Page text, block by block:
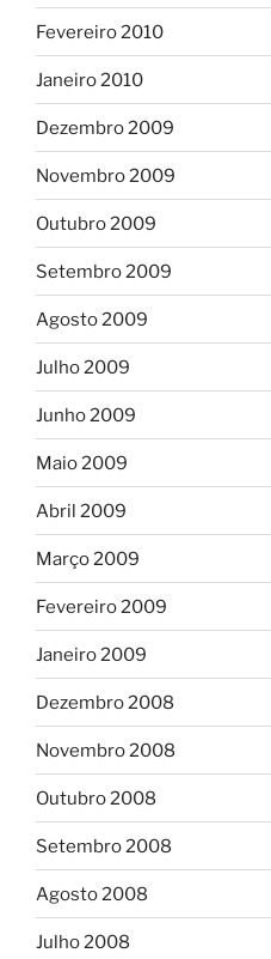
Fevereiro 2010
Janeiro 2010
Dezembro 2009
Novembro 2009
Outubro 2009
Setembro 2009
Agosto 2009
Julho 2009
Junho 2009
Maio 2009
Abril 2009
Março 2009
Fevereiro 2009
Janeiro 2009
Dezembro 2008
Novembro 2008
Outubro 2008
Setembro 2008
Agosto 2008
Julho 2008